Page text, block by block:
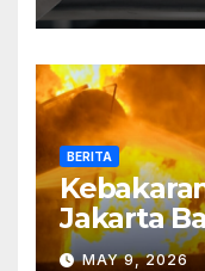
BERITA
Jakarta
Hari, Ini
MAY 9, 2026